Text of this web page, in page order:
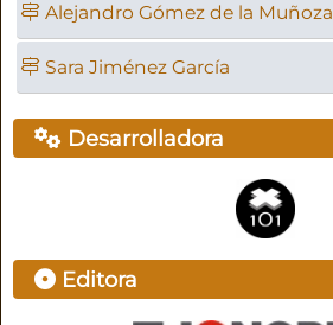
Alejandro Gómez de la Muñoza
Sara Jiménez García
Desarrolladora
Editora